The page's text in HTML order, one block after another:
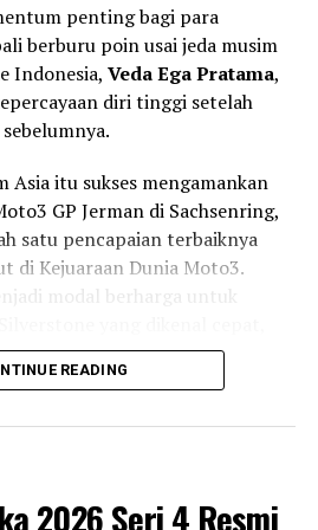
14 Nm pada 6.500 rpm
lebih responsif pada putaran
terasa lebih spontan, baik
maupun perjalanan luar
internal, Honda Vario Evo 160
0–200 meter dalam
maksimum mencapai
Performa
Evo 160 adalah efisiensi
penting bagi para
berburu poin usai jeda musim
Indonesia, Veda Ega Pratama,
diri tinggi setelah
Asia itu sukses mengamankan
GP Jerman di Sachsenring,
satu pencapaian terbaiknya
di Kejuaraan Dunia Moto3.
modal berharga untuk
memiliki cuaca yang sulit
Asia juga menghadirkan
World Championship
yang masih menjalani
READING
2026 Seri 4 Resmi